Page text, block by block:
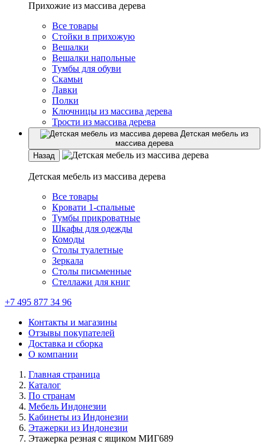
Прихожие из массива дерева
Все товары
Стойки в прихожую
Вешалки
Вешалки напольные
Тумбы для обуви
Скамьи
Лавки
Полки
Ключницы из массива дерева
Трости из массива дерева
Детская мебель из
массива дерева
Назад
Детская мебель из массива дерева
Все товары
Кровати 1-спальные
Тумбы прикроватные
Шкафы для одежды
Комоды
Столы туалетные
Зеркала
Столы письменные
Стеллажи для книг
+7 495 877 34 96
Контакты и магазины
Отзывы покупателей
Доставка и сборка
О компании
Главная страница
Каталог
По странам
Мебель Индонезии
Кабинеты из Индонезии
Этажерки из Индонезии
Этажерка резная с ящиком МИГ689